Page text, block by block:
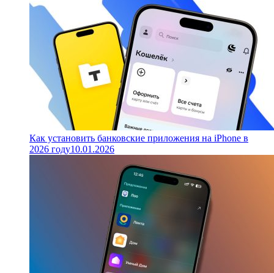
Как установить банковские приложения на iPhone в
2026 году10.01.2026